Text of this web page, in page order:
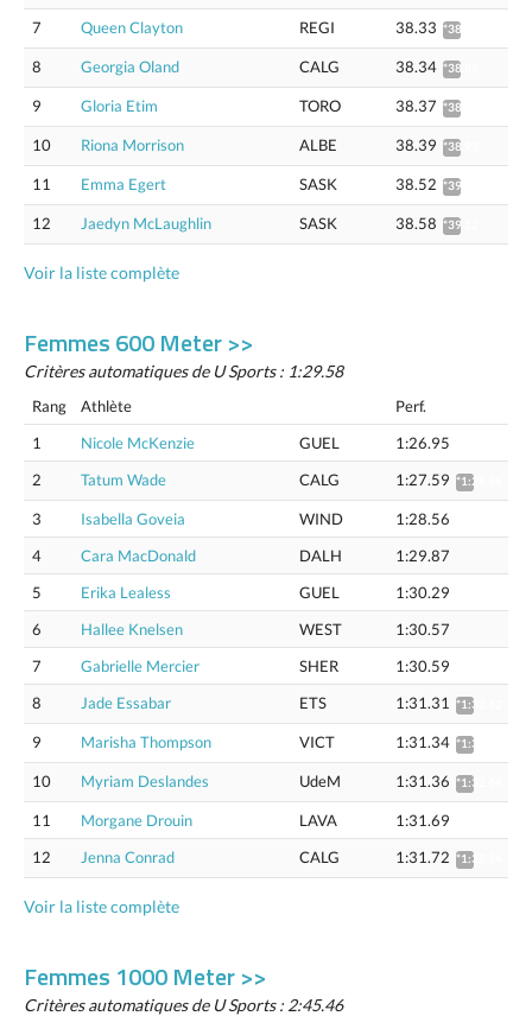
7 Queen Clayton REGI 38.33 *38.87
8 Georgia Oland CALG 38.34 *38.88
9 Gloria Etim TORO 38.37 *38.91
10 Riona Morrison ALBE 38.39 *38.93
11 Emma Egert SASK 38.52 *39.06
12 Jaedyn McLaughlin SASK 38.58 *39.12
Voir la liste complète
Femmes 600 Meter >>
Critères automatiques de U Sports : 1:29.58
Rang Athlète
Perf.
1
Nicole McKenzie GUEL
1:26.95
2
Tatum Wade CALG 1:27.59 *1:28.66
3 Isabella Goveia WIND
1:28.56
4
Cara MacDonald DALH
1:29.87
5
Erika Lealess GUEL
1:30.29
6
Hallee Knelsen WEST
1:30.57
7
Gabrielle Mercier SHER
1:30.59
8
Jade Essabar ETS 1:31.31 *1:32.42
9 Marisha Thompson VICT 1:31.34 *1:32.45
10 Myriam Deslandes UdeM 1:31.36 *1:32.48
11 Morgane Drouin LAVA
1:31.69
12
Jenna Conrad CALG 1:31.72 *1:32.84
Voir la liste complète
Femmes 1000 Meter >>
Critères automatiques de U Sports : 2:45.46